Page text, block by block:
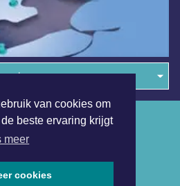
van cookies om
beste ervaring krijgt
meer
cookies
regio